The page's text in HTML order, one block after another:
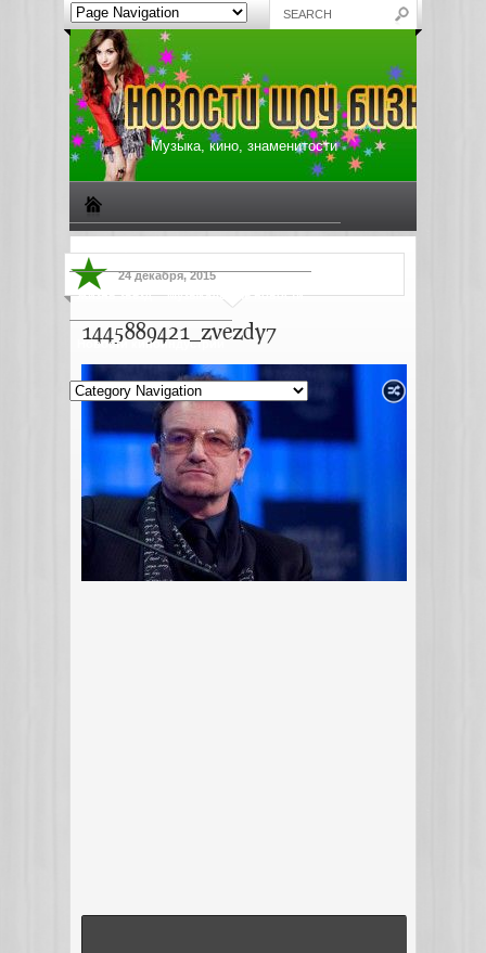
Музыка, кино, знаменитости
Жизнь звезд Музыкальные новости
Новости киноиндустрии
24 декабря, 2015
1445889421_zvezdy7